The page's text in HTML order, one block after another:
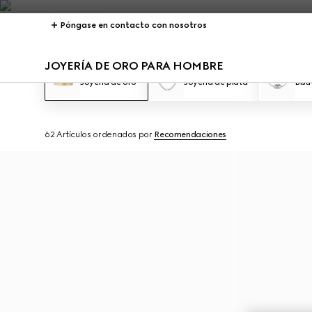
Póngase en contacto con nosotros
JOYERÍA DE ORO PARA HOMBRE
Joyería de oro Joyería de plata
62 Artículos ordenados por Recomendaciones